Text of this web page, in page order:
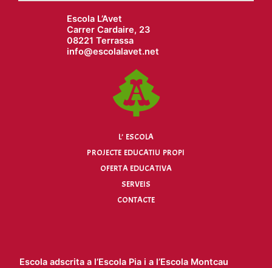
Escola L’Avet
Carrer Cardaire, 23
08221 Terrassa
info@escolalavet.net
L’ ESCOLA
PROJECTE EDUCATIU PROPI
OFERTA EDUCATIVA
SERVEIS
CONTACTE
Escola adscrita a l’Escola Piai a l’Escola Montcau